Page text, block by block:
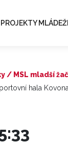
PROJEKTY
/ MSL mladší
hala